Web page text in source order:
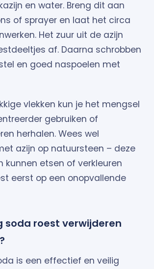
en water. Breng dit aan
of sprayer en laat het circa
Het zuur uit de azijn
af. Daarna schrobben
en goed naspoelen met
vlekken kun je het mengsel
gebruiken of
herhalen. Wees wel
azijn op natuursteen – deze
kunnen etsen of verkleuren
eerst op een onopvallende
soda roest verwijderen
is een effectief en veilig